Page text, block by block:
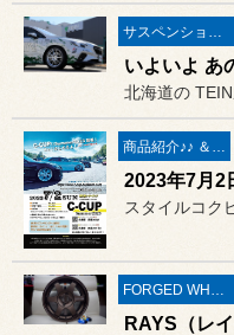
サスペンション交換
北海道の
商品紹介♪♪ ＆ ”フィール”からのお知らせ。
FORGED WHEELS